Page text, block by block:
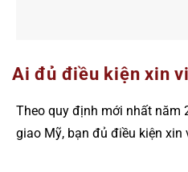
Ai đủ điều kiện xin
Theo quy định mới nhất năm
giao Mỹ, bạn đủ điều kiện xin